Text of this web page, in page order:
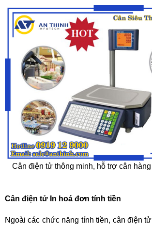
Cân điện tử thông minh, hỗ trợ cân
Cân điện tử In hoá đơn tính tiền
Ngoài các chức năng tính tiền, cân điện